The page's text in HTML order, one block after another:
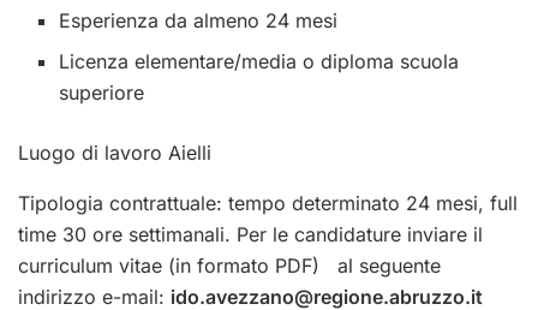
Esperienza da almeno 24 mesi
Licenza elementare/media o diploma scuola
superiore
Luogo di lavoro Aielli
Tipologia contrattuale: tempo determinato 24 mesi, full
time 30 ore settimanali. Per le candidature inviare il
curriculum vitae (in formato PDF) al seguente
indirizzo e-mail: ido.avezzano@regione.abruzzo.it